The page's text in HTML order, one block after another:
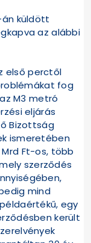
án küldött
az alábbi
első perctől
fog
M3 metró
eljárás
Bizottság
ismeretében
Ft-os, több
szerződés
mind
egy
került